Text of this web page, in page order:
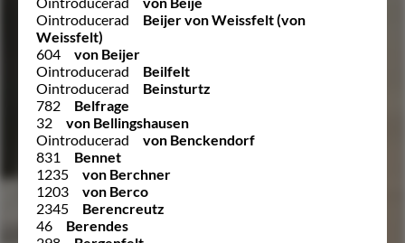
Ointroducerad
Beijer von Weissfelt (von
Weissfelt)
604
von Beijer
Ointroducerad
Beilfelt
Ointroducerad
Beinsturtz
782
Belfrage
32
von Bellingshausen
Ointroducerad
von Benckendorf
831
Bennet
1235
von Berchner
1203
von Berco
2345
Berencreutz
46
Berendes